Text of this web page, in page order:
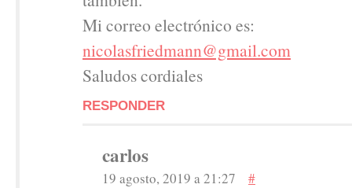
Mi correo electrónico es:
nicolasfriedmann@gmail.com
Saludos cordiales
RESPONDER
carlos
19 agosto, 2019 a 21:27 #